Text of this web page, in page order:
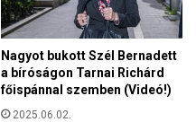
Nagyot bukott Szél Bernadett
a bíróságon Tarnai Richárd
főispánnal szemben (Videó!)
2025.06.02.